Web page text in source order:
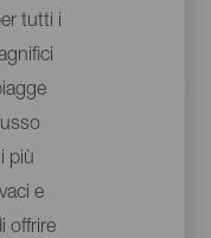
tutti i
più
e
offrire